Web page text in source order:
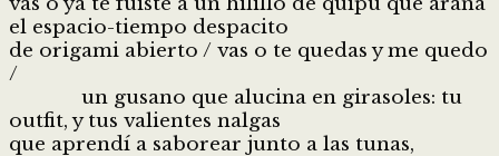
el espacio-tiempo despacito
de origami abierto / vas o te quedas y me quedo
/
un gusano que alucina en girasoles: tu
outfit, y tus valientes nalgas
que aprendí a saborear junto a las tunas,